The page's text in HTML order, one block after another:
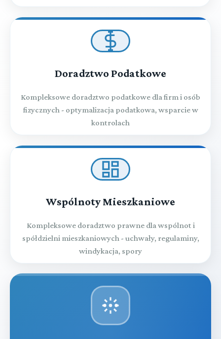
Doradztwo Podatkowe
Kompleksowe doradztwo podatkowe dla firm i osób
fizycznych - optymalizacja podatkowa, wsparcie w
kontrolach
Wspólnoty Mieszkaniowe
Kompleksowe doradztwo prawne dla wspólnot i
spółdzielni mieszkaniowych - uchwały, regulaminy,
windykacja, spory